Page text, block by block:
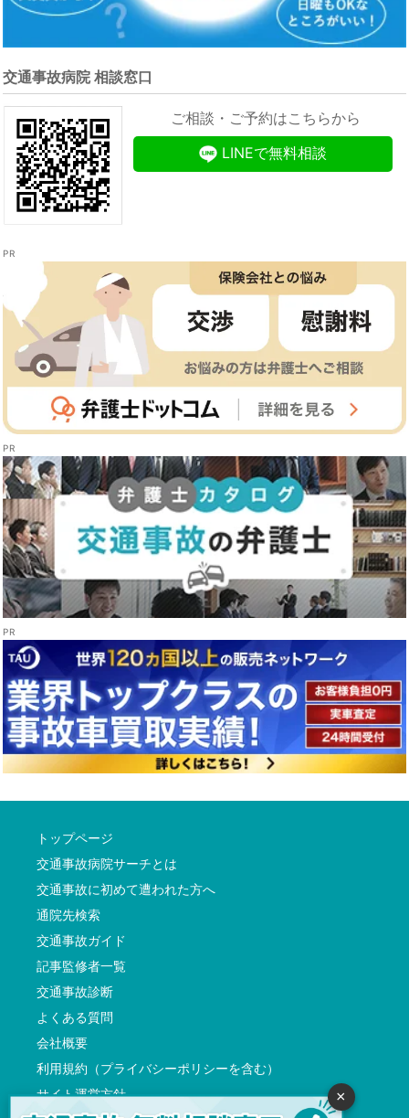
交通事故病院 相談窓口
ご相談・ご予約はこちらから
LINEで無料相談
トップページ
交通事故病院サーチとは
交通事故に初めて遭われた方へ
通院先検索
交通事故ガイド
記事監修者一覧
交通事故診断
よくある質問
会社概要
利用規約（プライバシーポリシーを含む）
サイト運営方針
×